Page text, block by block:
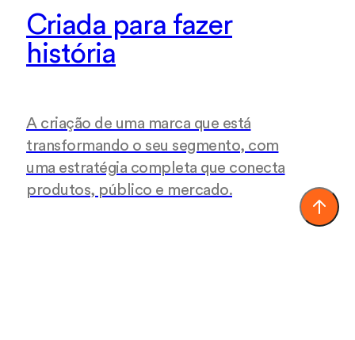
Criada para fazer
história
A criação de uma marca que está
transformando o seu segmento, com
uma estratégia completa que conecta
produtos, público e mercado.